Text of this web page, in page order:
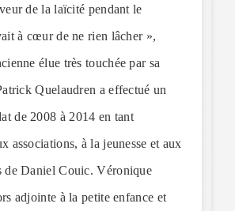
de la laïcité pendant le
à cœur de ne rien lâcher »,
élue très touchée par sa
Quelaudren a effectué un
de 2008 à 2014 en tant
associations, à la jeunesse et aux
de Daniel Couic. Véronique
adjointe à la petite enfance et